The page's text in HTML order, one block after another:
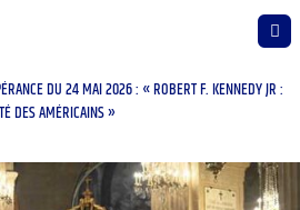
DU 24 MAI 2026 : « ROBERT F. KENNEDY JR :
DES AMÉRICAINS »